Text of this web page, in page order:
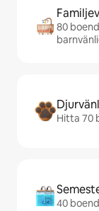
80
Hitta 70
40